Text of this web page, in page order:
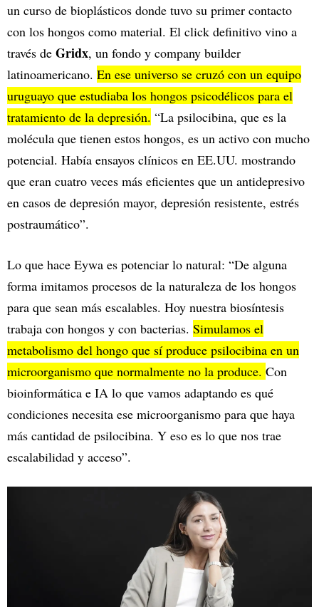
un curso de bioplásticos donde tuvo su primer contacto
con los hongos como material. El click definitivo vino a
través de Gridx, un fondo y company builder
latinoamericano. En ese universo se cruzó con un equipo
uruguayo que estudiaba los hongos psicodélicos para el
tratamiento de la depresión. “La psilocibina, que es la
molécula que tienen estos hongos, es un activo con mucho
potencial. Había ensayos clínicos en EE.UU. mostrando
que eran cuatro veces más eficientes que un antidepresivo
en casos de depresión mayor, depresión resistente, estrés
postraumático”.
Lo que hace Eywa es potenciar lo natural: “De alguna
forma imitamos procesos de la naturaleza de los hongos
para que sean más escalables. Hoy nuestra biosíntesis
trabaja con hongos y con bacterias. Simulamos el
metabolismo del hongo que sí produce psilocibina en un
microorganismo que normalmente no la produce. Con
bioinformática e IA lo que vamos adaptando es qué
condiciones necesita ese microorganismo para que haya
más cantidad de psilocibina. Y eso es lo que nos trae
escalabilidad y acceso”.